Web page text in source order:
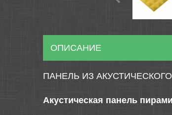
ОПИСАНИЕ
ПАНЕЛЬ ИЗ
Акустическая панель